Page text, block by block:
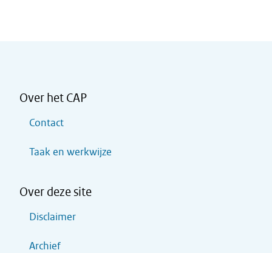
Over het CAP
Contact
Taak en werkwijze
Over deze site
Disclaimer
Archief